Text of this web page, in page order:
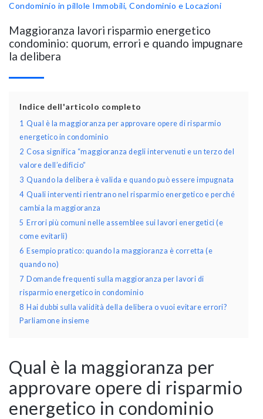
Condominio in pillole Immobili, Condominio e Locazioni
Maggioranza lavori risparmio energetico
condominio: quorum, errori e quando impugnare
la delibera
Indice dell'articolo completo
1 Qual è la maggioranza per approvare opere di risparmio
energetico in condominio
2 Cosa significa “maggioranza degli intervenuti e un terzo del
valore dell’edificio”
3 Quando la delibera è valida e quando può essere impugnata
4 Quali interventi rientrano nel risparmio energetico e perché
cambia la maggioranza
5 Errori più comuni nelle assemblee sui lavori energetici (e
come evitarli)
6 Esempio pratico: quando la maggioranza è corretta (e
quando no)
7 Domande frequenti sulla maggioranza per lavori di
risparmio energetico in condominio
8 Hai dubbi sulla validità della delibera o vuoi evitare errori?
Parliamone insieme
Qual è la maggioranza per
approvare opere di risparmio
energetico in condominio